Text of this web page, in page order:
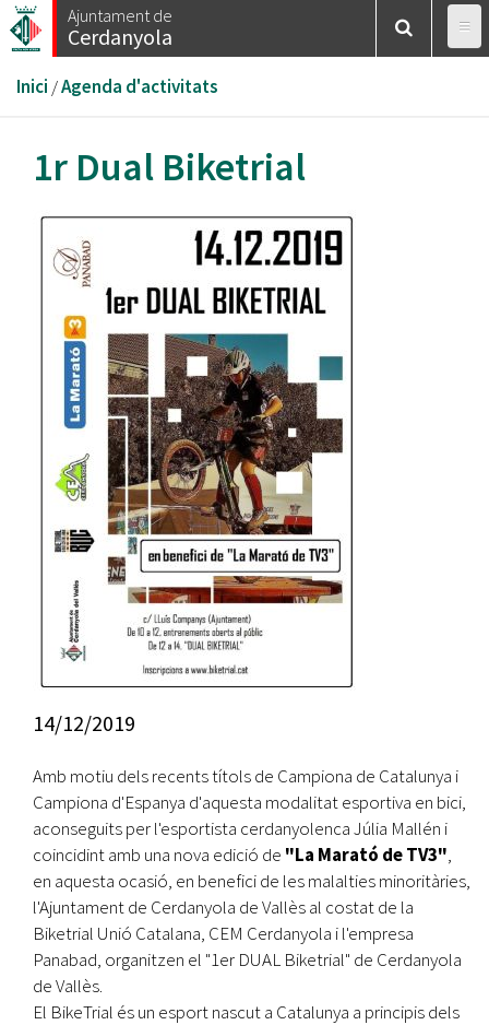
Vés
al
Ajuntament de
Cerdanyola
Esteu
aquí
Inici /Agenda d'activitats
1r Dual Biketrial
14/12/2019
Amb motiu dels recents títols de Campiona de Catalunya i
Campiona d'Espanya d'aquesta modalitat esportiva en bici,
aconseguits per l'esportista cerdanyolenca Júlia Mallén i
coincidint amb una nova edició de "La Marató de TV3",
en aquesta ocasió, en benefici de les malalties minoritàries,
l'Ajuntament de Cerdanyola de Vallès al costat de la
Biketrial Unió Catalana, CEM Cerdanyola i l'empresa
Panabad, organitzen el "1er DUAL Biketrial" de Cerdanyola
de Vallès.
El BikeTrial és un esport nascut a Catalunya a principis dels